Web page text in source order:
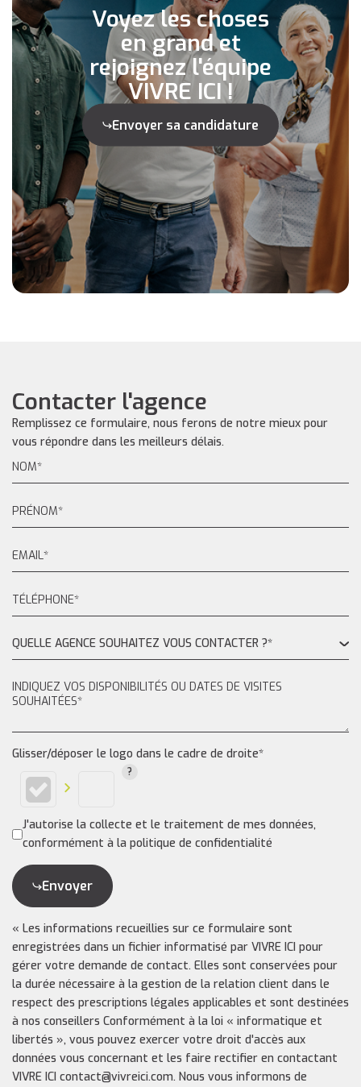
Voyez les choses
en grand et
rejoignez l'équipe
VIVRE ICI !
Envoyer sa candidature
Contacter l'agence
Remplissez ce formulaire, nous ferons de notre mieux pour
vous répondre dans les meilleurs délais.
QUELLE AGENCE SOUHAITEZ VOUS CONTACTER ?*
Glisser/déposer le logo dans le cadre de droite*
J'autorise la collecte et le traitement de mes données,
conformément à la politique de confidentialité
Envoyer
« Les informations recueillies sur ce formulaire sont
enregistrées dans un fichier informatisé par VIVRE ICI pour
gérer votre demande de contact. Elles sont conservées pour
la durée nécessaire à la gestion de la relation client dans le
respect des prescriptions légales applicables et sont destinées
à nos conseillers Conformément à la loi « informatique et
libertés », vous pouvez exercer votre droit d'accès aux
données vous concernant et les faire rectifier en contactant
VIVRE ICI contact@vivreici.com. Nous vous informons de